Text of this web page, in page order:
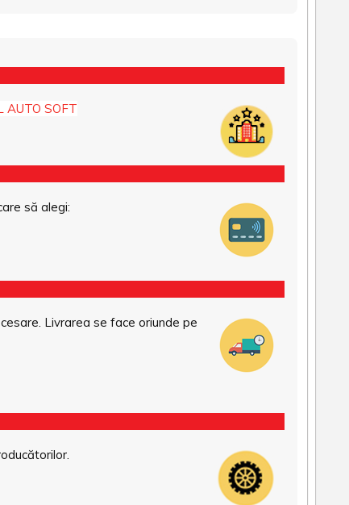
AUTO SOFT
să alegi:
Livrarea se face oriunde pe